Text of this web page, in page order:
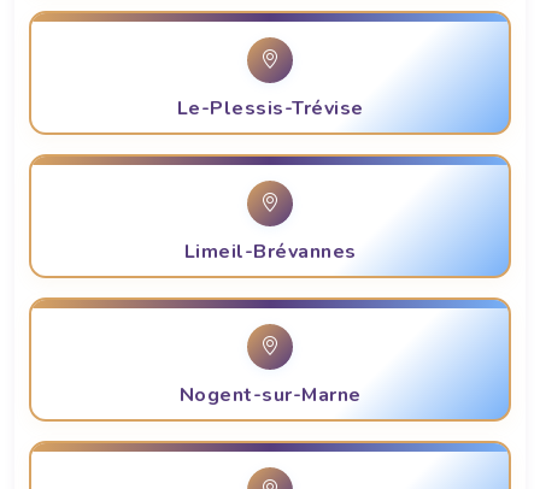
Le-Plessis-Trévise
Limeil-Brévannes
Nogent-sur-Marne